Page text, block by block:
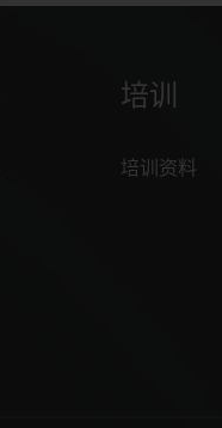
培训
培训资料